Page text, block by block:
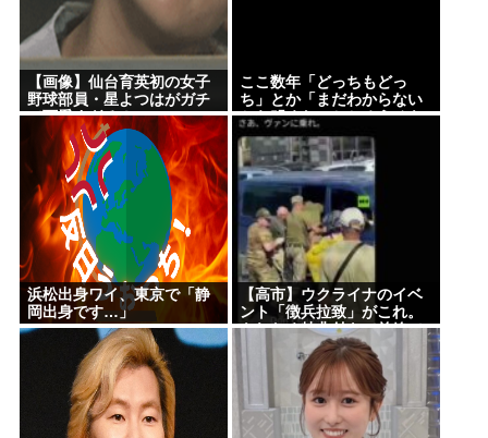
【画像】仙台育英初の女子
野球部員・星よつはがガチ
で可愛すぎる！
ここ数年「どっちもどっ
ち」とか「まだわからない
から叩くな」とかゆうチキ
ン野郎が増えたけどどっか
ら来たの？(´・ω・`)
浜松出身ワイ、東京で「静
岡出身です…」
【高市】ウクライナのイベ
ント「徴兵拉致」がこれ。
もれなく特典付きで前線で
銃弾orドローン爆弾のプレ
ゼントが貰える！